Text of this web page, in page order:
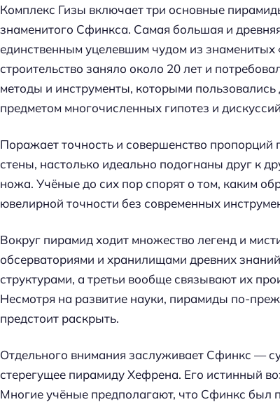
Комплекс Гизы включает три основные
знаменитого Сфинкса. Самая большая и
единственным уцелевшим чудом из знаменитых
строительство заняло около 20 лет и
методы и инструменты, которыми пользовались
предметом многочисленных гипотез и
Поражает точность и совершенство
стены, настолько идеально подогнаны друг к
ножа. Учёные до сих пор спорят о том, каким
ювелирной точности без современных
Вокруг пирамид ходит множество легенд и
обсерваториями и хранилищами древних
структурами, а третьи вообще связывают их
Несмотря на развитие науки, пирамиды по-
предстоит раскрыть.
Отдельного внимания заслуживает Сфинкс —
стерегущее пирамиду Хефрена. Его истинный
Многие учёные предполагают, что Сфинкс был
Н
а
й